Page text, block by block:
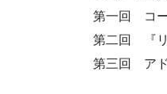
第一回 コー
第二回 『リ
第三回 アド